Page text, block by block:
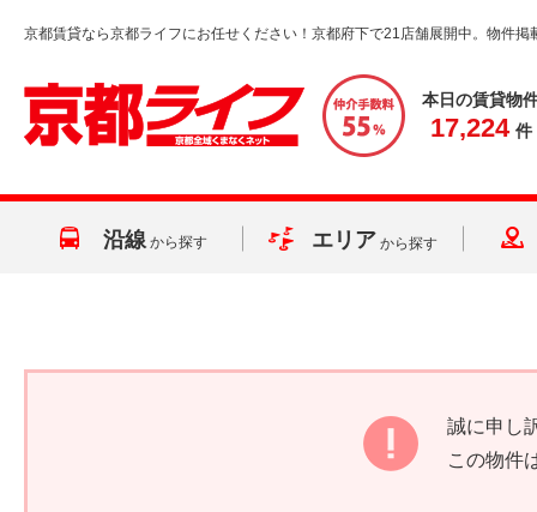
京都賃貸なら京都ライフにお任せください！京都府下で21店舗展開中。物件掲
本日の賃貸物
17,224 件
沿線 から探す エリア から探す
誠に申し
この物件